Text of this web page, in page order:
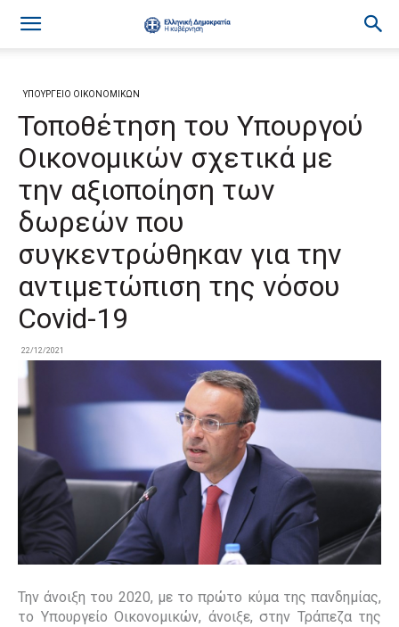
ΥΠΟΥΡΓΕΙΟ ΟΙΚΟΝΟΜΙΚΩΝ
Τοποθέτηση του Υπουργού
Οικονομικών σχετικά με
την αξιοποίηση των
δωρεών που
συγκεντρώθηκαν για την
αντιμετώπιση της νόσου
Covid-19
22/12/2021
Την άνοιξη του 2020, με το πρώτο κύμα της πανδημίας,
το Υπουργείο Οικονομικών, άνοιξε, στην Τράπεζα της